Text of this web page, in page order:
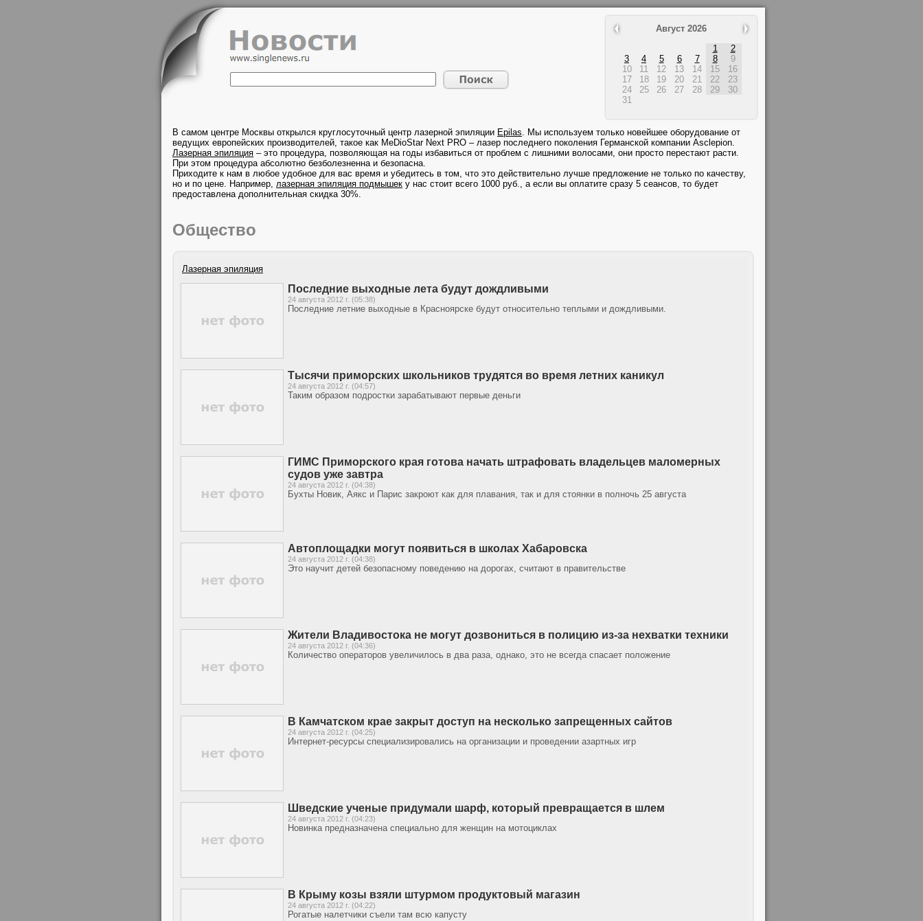
Август 2026
1
2
3
4 5 6 7 8
9
10
11 12 13 14 15
16
17
18 19 20 21 22
23
24
25 26 27 28 29
30
31
В самом центре Москвы открылся круглосуточный центр лазерной эпиляции Epilas. Мы используем только новейшее оборудование от
ведущих европейских производителей, такое как MeDioStar Next PRO – лазер последнего поколения Германской компании Asclepion.
Лазерная эпиляция – это процедура, позволяющая на годы избавиться от проблем с лишними волосами, они просто перестают расти.
При этом процедура абсолютно безболезненна и безопасна.
Приходите к нам в любое удобное для вас время и убедитесь в том, что это действительно лучше предложение не только по качеству,
но и по цене. Например, лазерная эпиляция подмышек у нас стоит всего 1000 руб., а если вы оплатите сразу 5 сеансов, то будет
предоставлена дополнительная скидка 30%.
Общество
Лазерная эпиляция
Последние выходные лета будут дождливыми
24 августа 2012 г. (05:38)
Последние летние выходные в Красноярске будут относительно теплыми и дождливыми.
Тысячи приморских школьников трудятся во время летних каникул
24 августа 2012 г. (04:57)
Таким образом подростки зарабатывают первые деньги
ГИМС Приморского края готова начать штрафовать владельцев маломерных
судов уже завтра
24 августа 2012 г. (04:38)
Бухты Новик, Аякс и Парис закроют как для плавания, так и для стоянки в полночь 25 августа
Автоплощадки могут появиться в школах Хабаровска
24 августа 2012 г. (04:38)
Это научит детей безопасному поведению на дорогах, считают в правительстве
Жители Владивостока не могут дозвониться в полицию из-за нехватки техники
24 августа 2012 г. (04:36)
Количество операторов увеличилось в два раза, однако, это не всегда спасает положение
В Камчатском крае закрыт доступ на несколько запрещенных сайтов
24 августа 2012 г. (04:25)
Интернет-ресурсы специализировались на организации и проведении азартных игр
Шведские ученые придумали шарф, который превращается в шлем
24 августа 2012 г. (04:23)
Новинка предназначена специально для женщин на мотоциклах
В Крыму козы взяли штурмом продуктовый магазин
24 августа 2012 г. (04:22)
Рогатые налетчики съели там всю капусту